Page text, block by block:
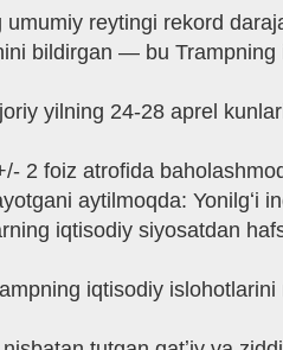
umumiy reytingi rekord
bildirgan — bu
yilning 24-28 aprel
2 foiz atrofida
aytilmoqda:
iqtisodiy siyosatdan
iqtisodiy islohotlarini